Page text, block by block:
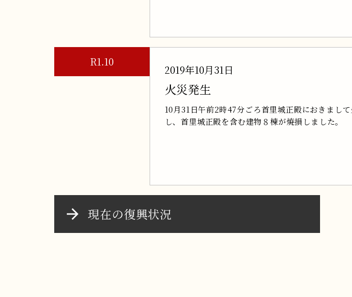
R1.10
2019年10月31日
火災発生
10月31日午前2時47分ごろ首里城正殿におきまし
し、首里城正殿を含む建物８棟が焼損しました。
現在の復興状況